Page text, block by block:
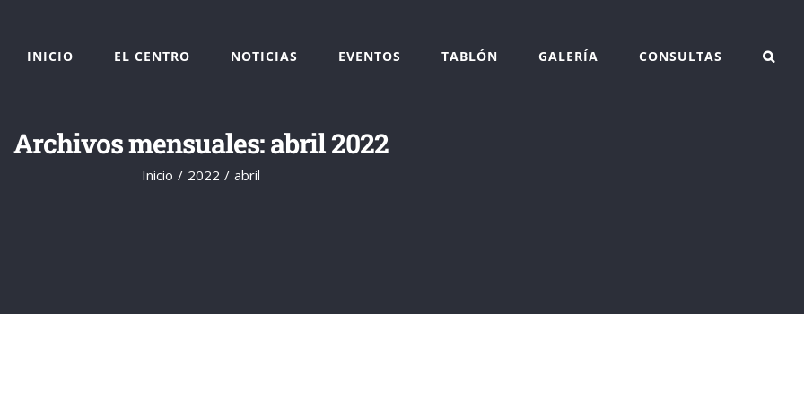
INICIO EL CENTRO NOTICIAS EVENTOS TABLÓN GALERÍA CONSULTAS
Archivos mensuales:abril 2022
Inicio 2022 abril